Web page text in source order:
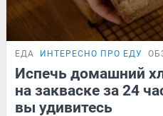
ЕДА ИНТЕРЕСНО ПРО ЕДУ
Испечь домашний
на закваске за 24
вы удивитесь